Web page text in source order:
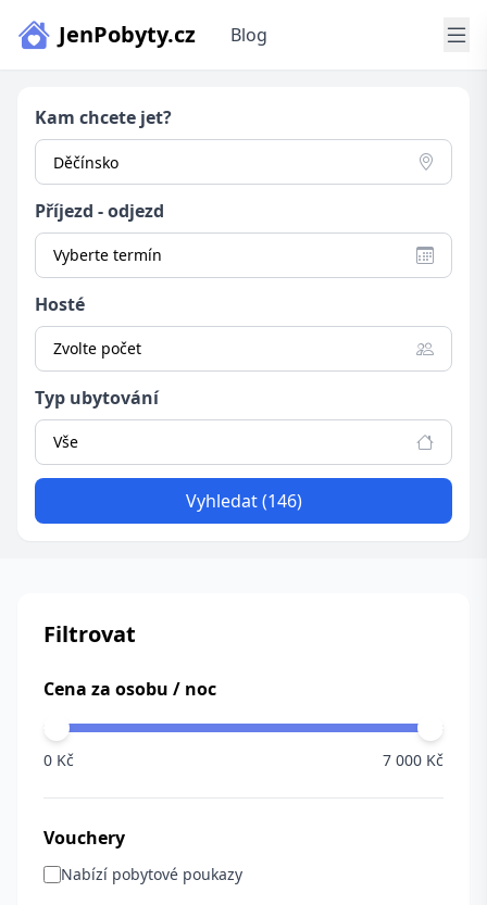
JenPobyty.cz Blog
Kam chcete jet?
Příjezd - odjezd
Vyberte termín
Hosté
Zvolte počet
Typ ubytování
Vše
Vyhledat (146)
Filtrovat
Cena za osobu / noc
0 Kč 7 000 Kč
Vouchery
Nabízí pobytové poukazy